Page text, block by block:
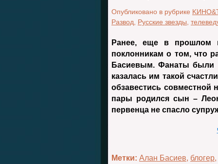
Опубликовано в рубрике
Развод
Русские звезды
Ранее, еще в прошлом
поклонникам о том, что
Басиевым. Фанаты были
казалась им такой
обзавестись совместной
пары родился сын –
первенца не спасло
Метки: Алан Басиев, блогер,